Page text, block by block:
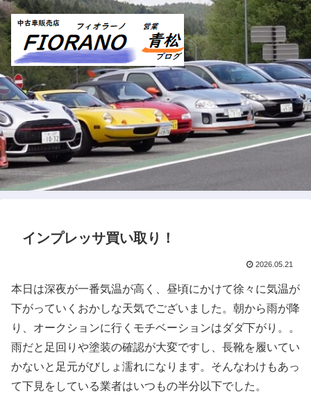
インプレッサ買い取り！
2026.05.21
本日は深夜が一番気温が高く、昼頃にかけて徐々に気温が
下がっていくおかしな天気でございました。朝から雨が降
り、オークションに行くモチベーションはダダ下がり。。
雨だと足回りや塗装の確認が大変ですし、長靴を履いてい
かないと足元がびしょ濡れになります。そんなわけもあっ
て下見をしている業者はいつもの半分以下でした。